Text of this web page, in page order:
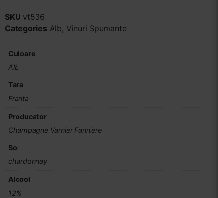
SKU vt536
Categories Alb, Vinuri Spumante
Culoare
Alb
Tara
Franta
Producator
Champagne Varnier Fanniere
Soi
chardonnay
Alcool
12%